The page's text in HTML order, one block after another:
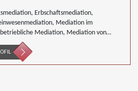
Erbschaftsmediation,
Mediation im
Mediation, Mediation von
im öffentlichen Bereich, Mediation
Nachbarschaftsmediation,
Forstwirtschaft Agrar